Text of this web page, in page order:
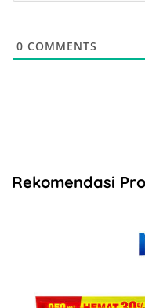
0 COMMENTS
Rekomendasi